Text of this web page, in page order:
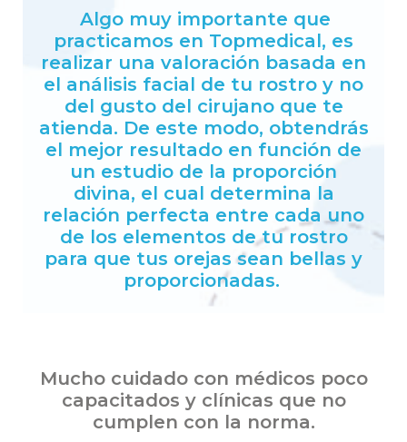
Algo muy importante que
practicamos en Topmedical, es
realizar una valoración basada en
el análisis facial de tu rostro y no
del gusto del cirujano que te
atienda. De este modo, obtendrás
el mejor resultado en función de
un estudio de la proporción
divina, el cual determina la
relación perfecta entre cada uno
de los elementos de tu rostro
para que tus orejas sean bellas y
proporcionadas.
Mucho cuidado con médicos poco
capacitados y clínicas que no
cumplen con la norma.